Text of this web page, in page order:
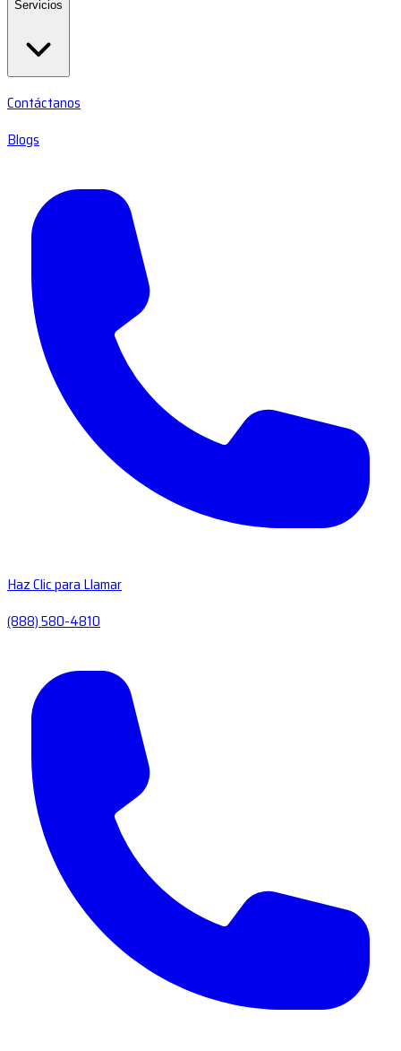
Servicios
Contáctanos
Blogs
Haz Clic para Llamar
(888) 580-4810